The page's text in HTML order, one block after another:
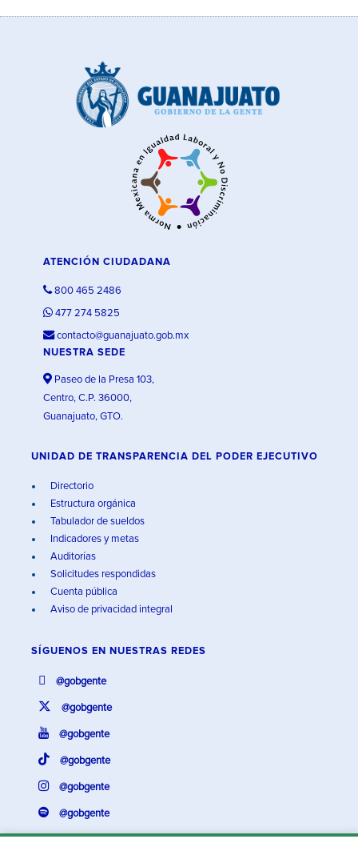
ATENCIÓN CIUDADANA
800 465 2486
477 274 5825
contacto@guanajuato.gob.mx
NUESTRA SEDE
Paseo de la Presa 103,
Centro, C.P. 36000,
Guanajuato, GTO.
UNIDAD DE TRANSPARENCIA DEL PODER EJECUTIVO
Directorio
Estructura orgánica
Tabulador de sueldos
Indicadores y metas
Auditorías
Solicitudes respondidas
Cuenta pública
Aviso de privacidad integral
SÍGUENOS EN NUESTRAS REDES
@gobgente
@gobgente
@gobgente
@gobgente
@gobgente
@gobgente